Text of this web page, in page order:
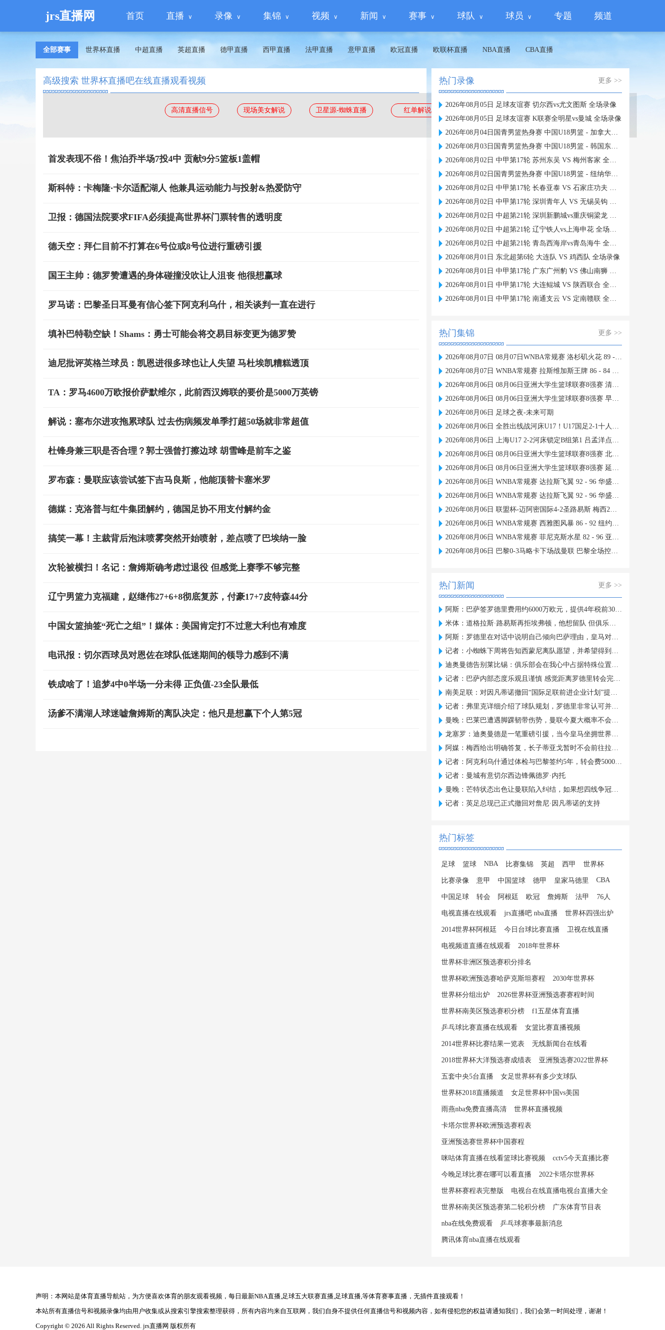
jrs直播网 首页 直播 录像 集锦 视频 新闻 赛事 球队 球员 专题 频道
全部赛事 世界杯直播 中超直播 英超直播 德甲直播 西甲直播 法甲直播 意甲直播 欧冠直播 欧联杯直播 NBA直播 CBA直播
高级搜索 世界杯直播吧在线直播观看视频
高清直播信号 现场美女解说 卫星源-蜘蛛直播 红单解说 蜘蛛直播
首发表现不俗！焦泊乔半场7投4中 贡献9分5篮板1盖帽
斯科特：卡梅隆·卡尔适配湖人 他兼具运动能力与投射&热爱防守
卫报：德国法院要求FIFA必须提高世界杯门票转售的透明度
德天空：拜仁目前不打算在6号位或8号位进行重磅引援
国王主帅：德罗赞遭遇的身体碰撞没吹让人沮丧 他很想赢球
罗马诺：巴黎圣日耳曼有信心签下阿克利乌什，相关谈判一直在进行
填补巴特勒空缺！Shams：勇士可能会将交易目标变更为德罗赞
迪尼批评英格兰球员：凯恩进很多球也让人失望 马杜埃凯糟糕透顶
TA：罗马4600万欧报价萨默维尔，此前西汉姆联的要价是5000万英镑
解说：塞布尔进攻拖累球队 过去伤病频发单季打超50场就非常超值
杜锋身兼三职是否合理？郭士强曾打擦边球 胡雪峰是前车之鉴
罗布森：曼联应该尝试签下吉马良斯，他能顶替卡塞米罗
德媒：克洛普与红牛集团解约，德国足协不用支付解约金
搞笑一幕！主裁背后泡沫喷雾突然开始喷射，差点喷了巴埃纳一脸
次轮被横扫！名记：詹姆斯确考虑过退役 但感觉上赛季不够完整
辽宁男篮力克福建，赵继伟27+6+8彻底复苏，付豪17+7皮特森44分
中国女篮抽签“死亡之组”！媒体：美国肯定打不过意大利也有难度
电讯报：切尔西球员对恩佐在球队低迷期间的领导力感到不满
铁成啥了！追梦4中0半场一分未得 正负值-23全队最低
汤爹不满湖人球迷嘘詹姆斯的离队决定：他只是想赢下个人第5冠
热门录像 更多 >>
2026年08月05日 足球友谊赛 切尔西vs尤文图斯 全场录像
2026年08月05日 足球友谊赛 K联赛全明星vs曼城 全场录像
2026年08月04日国青男篮热身赛 中国U18男篮 - 加拿大大卫·安篮球学院 全场录像
2026年08月03日国青男篮热身赛 中国U18男篮 - 韩国东国大学 全场录像
2026年08月02日 中甲第17轮 苏州东吴 VS 梅州客家 全场录像
2026年08月02日国青男篮热身赛 中国U18男篮 - 纽纳华丁闪电队 全场录像
2026年08月02日 中甲第17轮 长春亚泰 VS 石家庄功夫 全场录像
2026年08月02日 中甲第17轮 深圳青年人 VS 无锡吴钩 全场录像
2026年08月02日 中超第21轮 深圳新鹏城vs重庆铜梁龙 全场录像
2026年08月02日 中超第21轮 辽宁铁人vs上海申花 全场录像
2026年08月02日 中超第21轮 青岛西海岸vs青岛海牛 全场录像
2026年08月01日 东北超第6轮 大连队 VS 鸡西队 全场录像
2026年08月01日 中甲第17轮 广东广州豹 VS 佛山南狮 全场录像
2026年08月01日 中甲第17轮 大连鲲城 VS 陕西联合 全场录像
2026年08月01日 中甲第17轮 南通支云 VS 定南赣联 全场录像
热门集锦 更多 >>
2026年08月07日 08月07日WNBA常规赛 洛杉矶火花 89 - 82 明尼苏达山猫 全场集锦
2026年08月07日 WNBA常规赛 拉斯维加斯王牌 86 - 84 印第安纳狂热 全场集锦
2026年08月06日 08月06日亚洲大学生篮球联赛8强赛 清华大学 85 - 81 菲律宾大学 集锦
2026年08月06日 08月06日亚洲大学生篮球联赛8强赛 早稻田大学 78 - 71 高丽大学 集锦
2026年08月06日 足球之夜-未来可期
2026年08月06日 全胜出线战河床U17！U17国足2-1十人药厂U17 赵松源登场1分钟传射
2026年08月06日 上海U17 2-2河床锁定B组第1 吕孟洋点射阿布力米破门 将战A组第2
2026年08月06日 08月06日亚洲大学生篮球联赛8强赛 北京大学 77 - 79 上海交通大学 集锦
2026年08月06日 08月06日亚洲大学生篮球联赛8强赛 延世大学 67 - 72 政治大学 集锦
2026年08月06日 WNBA常规赛 达拉斯飞翼 92 - 96 华盛顿神秘人 全场集锦
2026年08月06日 WNBA常规赛 达拉斯飞翼 92 - 96 华盛顿神秘人 全场集锦
2026年08月06日 联盟杯-迈阿密国际4-2圣路易斯 梅西2射1传 阿伦助攻戴帽
2026年08月06日 WNBA常规赛 西雅图风暴 86 - 92 纽约自由人 全场集锦
2026年08月06日 WNBA常规赛 菲尼克斯水星 82 - 96 亚特兰大梦想 全场集锦
2026年08月06日 巴黎0-3马略卡下场战曼联 巴黎全场控球近6成+8射3正未果
热门新闻 更多 >>
阿斯：巴萨签罗德里费用约6000万欧元，提供4年税前3000万欧合同
米体：道格拉斯·路易斯再拒埃弗顿，他想留队 但俱乐部尚未敲定
阿斯：罗德里在对话中说明自己倾向巴萨理由，皇马对此理解＆祝好
记者：小蜘蛛下周将告知西蒙尼离队愿望，并希望得到理解和帮助
迪奥曼德告别莱比锡：俱乐部会在我心中占据特殊位置，感谢所有
记者：巴萨内部态度乐观且谨慎 感觉距离罗德里转会完成更近了
南美足联：对因凡蒂诺撤回“国际足联前进企业计划”提案表示欢迎
记者：弗里克详细介绍了球队规划，罗德里非常认可并选择加盟巴萨
曼晚：巴莱巴遭遇脚踝韧带伤势，曼联今夏大概率不会继续追求他
龙塞罗：迪奥曼德是一笔重磅引援，当今皇马坐拥世界独一档攻击线
阿媒：梅西给出明确答复，长子蒂亚戈暂时不会前往拉玛西亚青训
记者：阿克利乌什通过体检与巴黎签约5年，转会费5000万欧元
记者：曼城有意切尔西边锋佩德罗·内托
曼晚：芒特状态出色让曼联陷入纠结，如果想四线争冠可能还得买人
记者：英足总现已正式撤回对詹尼·因凡蒂诺的支持
热门标签
足球 篮球 NBA 比赛集锦 英超 西甲 世界杯
比赛录像 意甲 中国篮球 德甲 皇家马德里 CBA
中国足球 转会 阿根廷 欧冠 詹姆斯 法甲 76人
电视直播在线观看 jrs直播吧 nba直播 世界杯四强出炉
2014世界杯阿根廷 今日台球比赛直播 卫视在线直播
电视频道直播在线观看 2018年世界杯
世界杯非洲区预选赛积分排名
世界杯欧洲预选赛哈萨克斯坦赛程 2030年世界杯
世界杯分组出炉 2026世界杯亚洲预选赛赛程时间
世界杯南美区预选赛积分榜 f1五星体育直播
乒乓球比赛直播在线观看 女篮比赛直播视频
2014世界杯比赛结果一览表 无线新闻台在线看
2018世界杯大洋预选赛成绩表 亚洲预选赛2022世界杯
五套中央5台直播 女足世界杯有多少支球队
世界杯2018直播频道 女足世界杯中国vs美国
雨燕nba免费直播高清 世界杯直播视频
卡塔尔世界杯欧洲预选赛程表
亚洲预选赛世界杯中国赛程
咪咕体育直播在线看篮球比赛视频 cctv5今天直播比赛
今晚足球比赛在哪可以看直播 2022卡塔尔世界杯
世界杯赛程表完整版 电视台在线直播电视台直播大全
世界杯南美区预选赛第二轮积分榜 广东体育节目表
nba在线免费观看 乒乓球赛事最新消息
腾讯体育nba直播在线观看
声明：本网站是体育直播导航站，为方便喜欢体育的朋友观看视频，每日最新NBA直播,足球五大联赛直播,足球直播,等体育赛事直播，无插件直接观看！
本站所有直播信号和视频录像均由用户收集或从搜索引擎搜索整理获得，所有内容均来自互联网，我们自身不提供任何直播信号和视频内容，如有侵犯您的权益请通知我们，我们会第一时间处理，谢谢！
Copyright © 2026 All Rights Reserved. jrs直播网 版权所有